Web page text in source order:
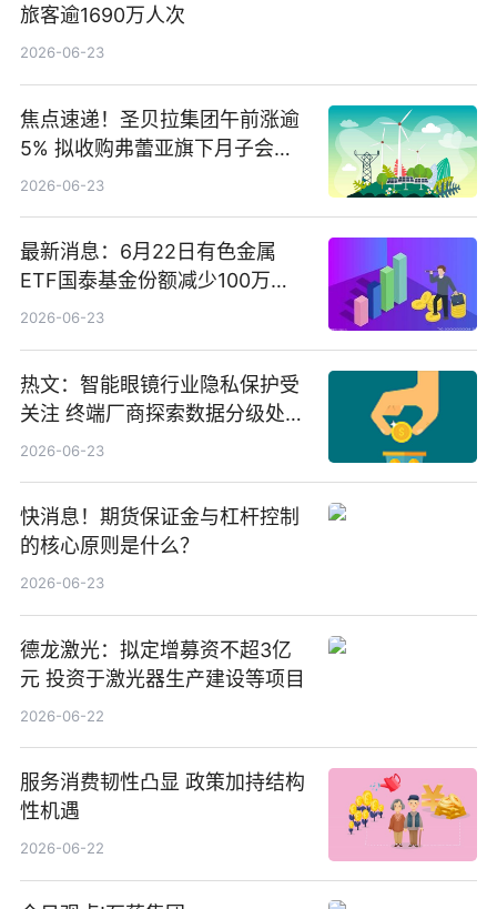
旅客逾1690万人次
2026-06-23
焦点速递！圣贝拉集团午前涨逾
5% 拟收购弗蕾亚旗下月子会所
业务少数股权
2026-06-23
最新消息：6月22日有色金属
ETF国泰基金份额减少100万
份，重仓股紫金矿业、洛阳钼
2026-06-23
热文：智能眼镜行业隐私保护受
关注 终端厂商探索数据分级处理
等方案
2026-06-23
快消息！期货保证金与杠杆控制
的核心原则是什么？
2026-06-23
德龙激光：拟定增募资不超3亿
元 投资于激光器生产建设等项目
2026-06-22
服务消费韧性凸显 政策加持结构
性机遇
2026-06-22